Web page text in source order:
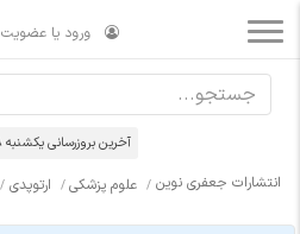
ورود یا عضویت
آخرین بروزرسانی يكشنبه 1405/05/18
انتشارات جعفری نوین علوم پزشکی ارتوپدی